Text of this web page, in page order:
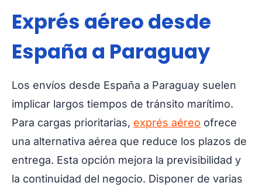
Exprés aéreo desde
España a Paraguay
Los envíos desde España a Paraguay suelen
implicar largos tiempos de tránsito marítimo.
Para cargas prioritarias, exprés aéreo ofrece
una alternativa aérea que reduce los plazos de
entrega. Esta opción mejora la previsibilidad y
la continuidad del negocio. Disponer de varias